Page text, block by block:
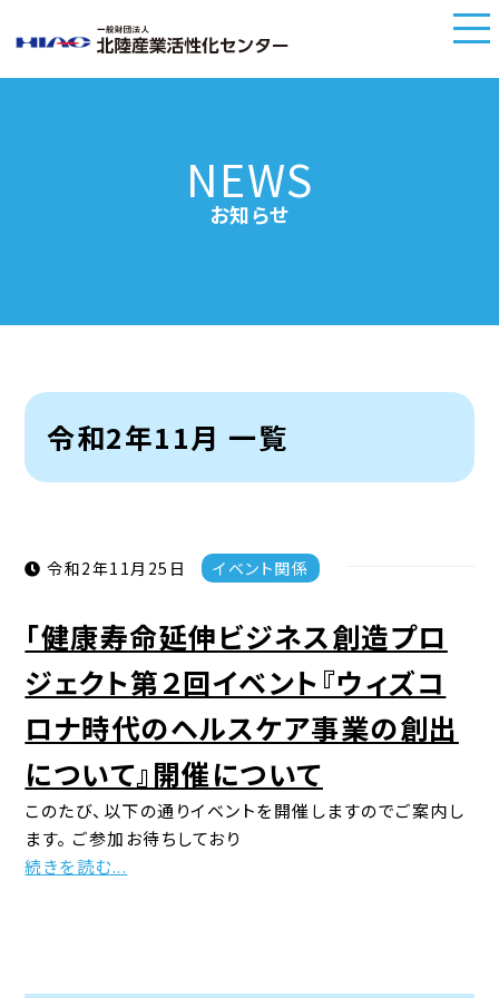
NEWS
お知らせ
令和2年11月 一覧
令和2年11月25日 イベント関係
「健康寿命延伸ビジネス創造プロ
ジェクト第２回イベント『ウィズコ
ロナ時代のヘルスケア事業の創出
について』開催について
このたび、以下の通りイベントを開催しますのでご案内し
ます。 ご参加お待ちしており
続きを読む...